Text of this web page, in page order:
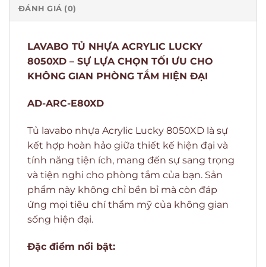
ĐÁNH GIÁ (0)
LAVABO TỦ NHỰA ACRYLIC LUCKY
8050XD – SỰ LỰA CHỌN TỐI ƯU CHO
KHÔNG GIAN PHÒNG TẮM HIỆN ĐẠI
AD-ARC-E80XD
Tủ lavabo nhựa Acrylic Lucky 8050XD là sự
kết hợp hoàn hảo giữa thiết kế hiện đại và
tính năng tiện ích, mang đến sự sang trọng
và tiện nghi cho phòng tắm của bạn. Sản
phẩm này không chỉ bền bỉ mà còn đáp
ứng mọi tiêu chí thẩm mỹ của không gian
sống hiện đại.
Đặc điểm nổi bật: